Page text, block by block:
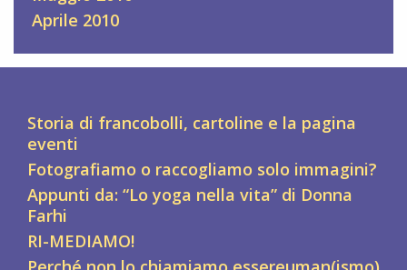
Aprile 2010
Storia di francobolli, cartoline e la pagina
eventi
Fotografiamo o raccogliamo solo immagini?
Appunti da: “Lo yoga nella vita” di Donna
Farhi
RI-MEDIAMO!